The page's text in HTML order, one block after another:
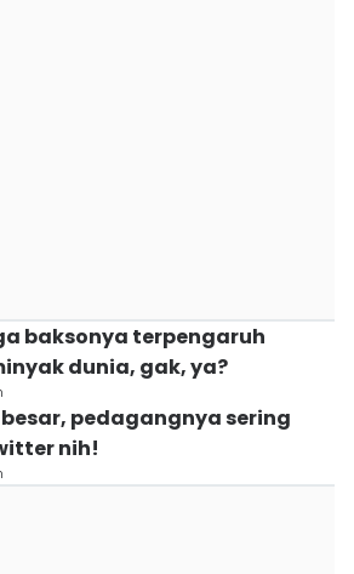
baksonya terpengaruh
dunia, gak, ya?
pedagangnya sering
nih!